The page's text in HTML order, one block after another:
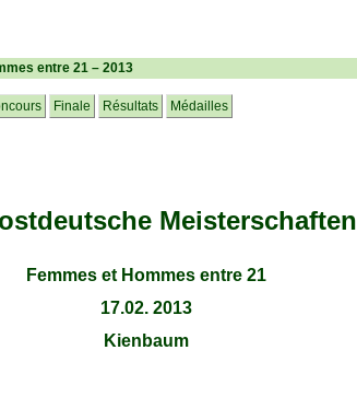
entre 21 – 2013
Finale Résultats Médailles
Meisterschaften
Femmes et Hommes entre 21
17.02. 2013
Kienbaum